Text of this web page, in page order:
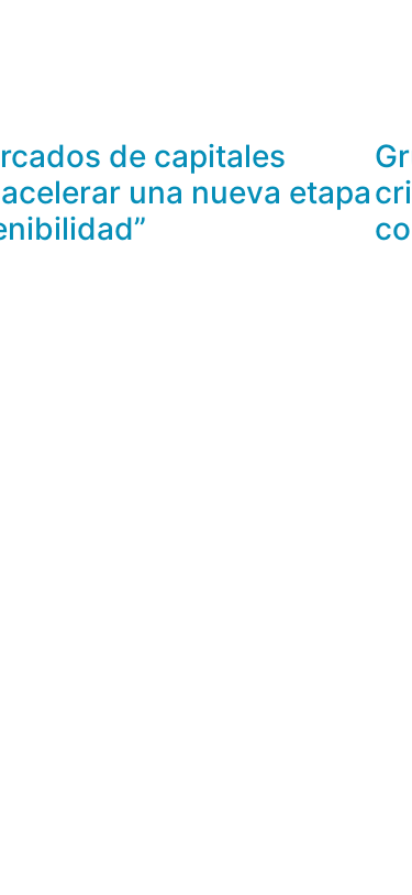
de capitales
una nueva etapa